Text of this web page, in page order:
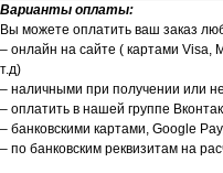
Варианты оплаты:
Вы можете оплатить ваш заказ
– онлайн на сайте ( картами Visa,
т.д)
– наличными при получении или
– оплатить в нашей группе
– банковскими картами, Google
– по банковским реквизитам на